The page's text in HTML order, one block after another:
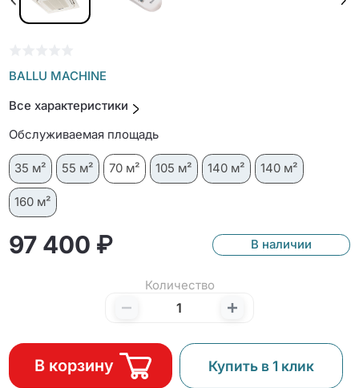
BALLU MACHINE
Все характеристики
Обслуживаемая площадь
35 м² 55 м² 70 м² 105 м² 140 м² 140 м²
160 м²
97 400 ₽ В наличии
Количество
В корзину Купить в 1 клик